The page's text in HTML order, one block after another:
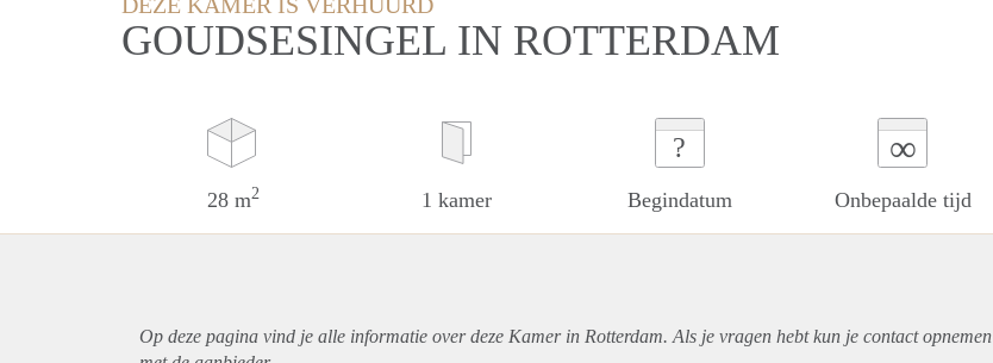
GOUDSESINGEL IN ROTTERDAM
28 m2 1 kamer
?
Begindatum
∞
Onbepaalde tijd
Op deze pagina vind je alle informatie over deze Kamer in Rotterdam. Als je vragen hebt kun je contact opnemen